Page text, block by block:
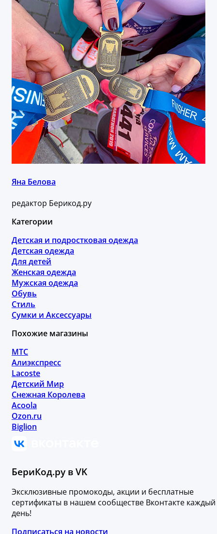
Яна Белова
редактор Берикод.ру
Категории
Детская и подростковая одежда
Детская одежда
Для детей
Женская одежда
Мужская одежда
Обувь
Стиль
Сумки и Аксессуары
Похожие магазины
МТС
Алиэкспресс
Lacoste
Детский Мир
Снежная Королева
Acoola
Ozon.ru
Biglion
БериКод.ру в VK
Эксклюзивные промокоды, акции и бесплатные
сертификаты в нашем сообществе Вконтакте каждый
день!
Подписаться на новости